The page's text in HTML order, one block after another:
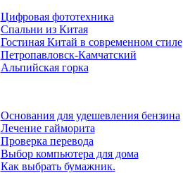
Цифровая фототехника
Спальни из Китая
Гостиная Китай в современном стиле
Петропавловск-Камчатский
Альпийская горка
Основания для удешевления бензина
Лечение гайморита
Проверка перевода
Выбор компьютера для дома
Как выбрать бумажник.